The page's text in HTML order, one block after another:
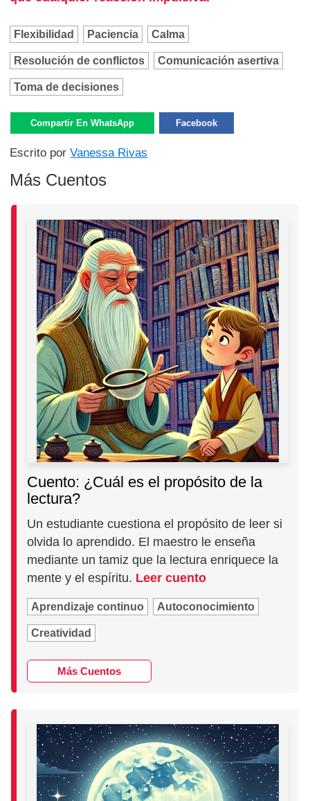
Flexibilidad Paciencia Calma
Resolución de conflictos Comunicación asertiva
Toma de decisiones
Compartir En WhatsApp Facebook
Escrito porVanessa Rivas
Más Cuentos
Cuento: ¿Cuál es el propósito de la
lectura?
Un estudiante cuestiona el propósito de leer si
olvida lo aprendido. El maestro le enseña
mediante un tamiz que la lectura enriquece la
mente y el espíritu. Leer cuento
Aprendizaje continuo Autoconocimiento
Creatividad
Más Cuentos